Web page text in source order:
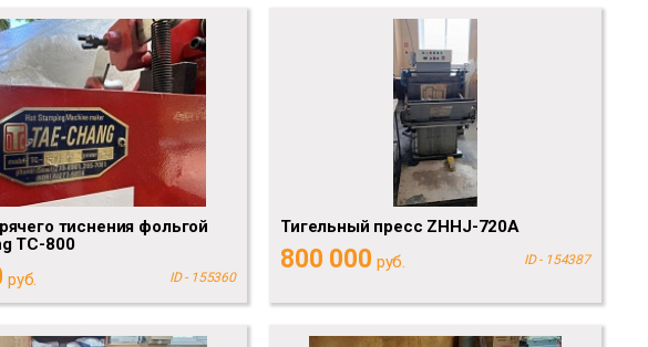
тиснения фольгой
TC-800
руб. ID - 155360
Тигельный пресс ZHHJ-720A
800 000 руб. ID - 154387